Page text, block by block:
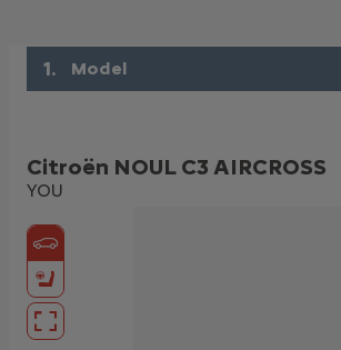
1. Model
Citroën NOUL C3 AIRCROSS
YOU